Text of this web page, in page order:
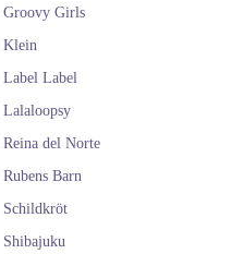
Groovy Girls
Klein
Label Label
Lalaloopsy
Reina del Norte
Rubens Barn
Schildkröt
Shibajuku